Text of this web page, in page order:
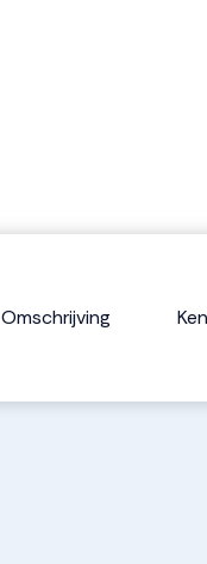
Omschrijving